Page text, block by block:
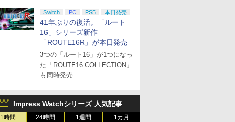
円の寄付も発表
Switch PC PS5 本日発売
41年ぶりの復活。「ルート
16」シリーズ新作
「ROUTE16R」が本日発売
3つの「ルート16」が1つになっ
た「ROUTE16 COLLECTION」
も同時発売
Impress Watchシリーズ 人気記事
1時間 24時間 1週間 1カ月